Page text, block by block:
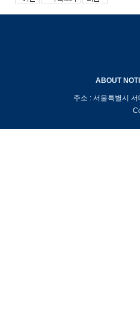
ABOUT
주소 : 서울특별시